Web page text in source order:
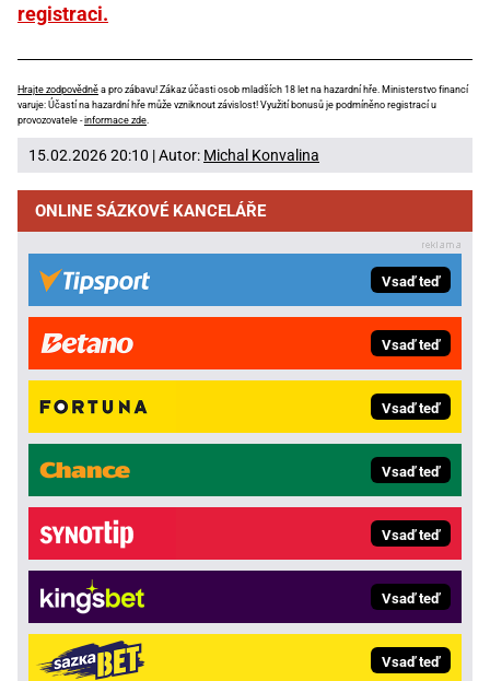
registraci.
Hrajte zodpovědně a pro zábavu! Zákaz účasti osob mladších 18 let na hazardní hře. Ministerstvo financí
varuje: Účastí na hazardní hře může vzniknout závislost! Využití bonusů je podmíněno registrací u
provozovatele -informace zde
15.02.2026 20:10 | Autor: Michal Konvalina
ONLINE SÁZKOVÉ KANCELÁŘE
Vsaď teď
Vsaď teď
Vsaď teď
Vsaď teď
Vsaď teď
Vsaď teď
Vsaď teď